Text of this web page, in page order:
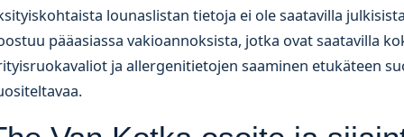
lounaslistan tietoja ei ole saatavilla
pääasiassa vakioannoksista, jotka ovat saatavilla
ja allergenitietojen saaminen etukäteen